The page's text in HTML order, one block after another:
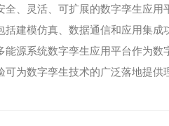
全、灵活、可扩展的数字孪生应
括建模仿真、数据通信和应用集
能源系统数字孪生应用平台作为
可为数字孪生技术的广泛落地提供